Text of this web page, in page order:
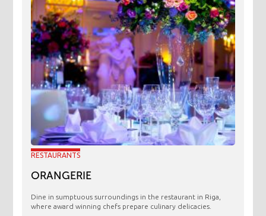
RESTAURANTS
ORANGERIE
​Dine in sumptuous surroundings in the restaurant in Riga,
where award winning chefs prepare culinary delicacies.